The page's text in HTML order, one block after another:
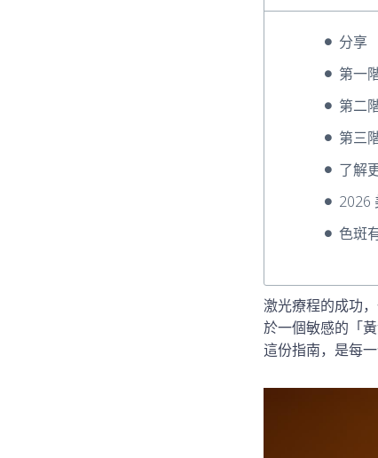
分享
第一
第二
第三
了解
2026
色斑
激光療程的成功
於一個敏感的「
這份指南，是每